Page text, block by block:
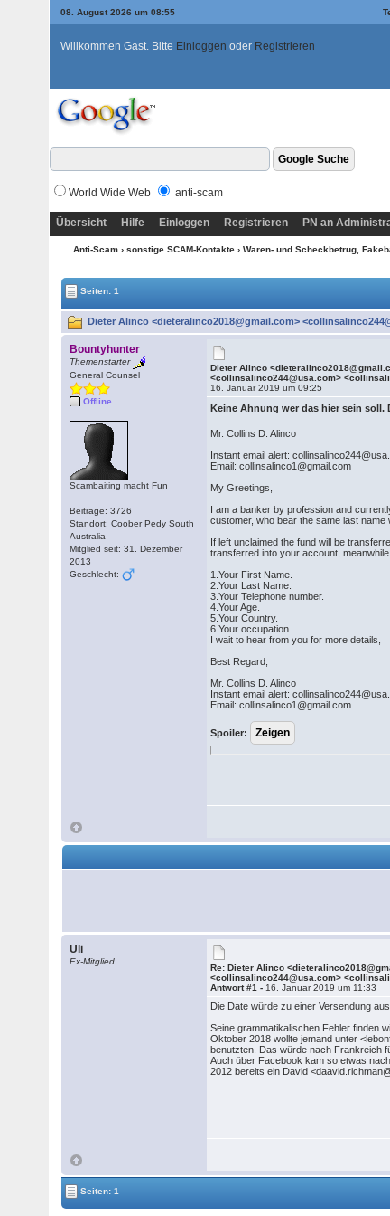
08. August 2026 um 08:55
Willkommen Gast. Bitte Einloggen oder Registrieren
World Wide Web anti-scam
Übersicht Hilfe Einloggen Registrieren PN an
Anti-Scam › sonstige SCAM-Kontakte › Waren- und Scheckbetrug,
Seiten: 1
Dieter Alinco <dieteralinco2018@gmail.com>
Bountyhunter
Themenstarter
General Counsel
Offline
Scambaiting macht Fun
Beiträge: 3726
Standort: Coober Pedy South
Australia
Mitglied seit: 31. Dezember
2013
Geschlecht:
Dieter Alinco
<collinsalinco244@usa.com>
16. Januar 2019 um 09:25
Keine Ahnung wer das hier sein
Mr. Collins D. Alinco
Instant email alert:
Email: collinsalinco1@gmail.com
My Greetings,
I am a banker by profession and
customer, who bear the same last name
If left unclaimed the fund will be
transferred into your account,
1.Your First Name.
2.Your Last Name.
3.Your Telephone number.
4.Your Age.
5.Your Country.
6.Your occupation.
I wait to hear from you for more details,
Best Regard,
Mr. Collins D. Alinco
Instant email alert:
Email: collinsalinco1@gmail.com
Spoiler:
Uli
Ex-Mitglied
Re: Dieter Alinco
<collinsalinco244@usa.com>
Antwort #1 - 16. Januar 2019 um 11:33
Die Date würde zu einer Versendung
Seine grammatikalischen Fehler finden
Oktober 2018 wollte jemand unter
benutzten. Das würde nach Frankreich
Auch über Facebook kam so etwas
2012 bereits ein David
Seiten: 1